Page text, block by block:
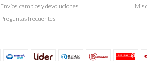
Envíos, cambios y devoluciones
Preguntas frecuentes
Mis